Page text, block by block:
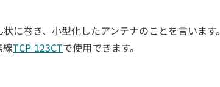
に巻き、小型化したアンテナのことを言います。
線TCP-123CTで使用できます。